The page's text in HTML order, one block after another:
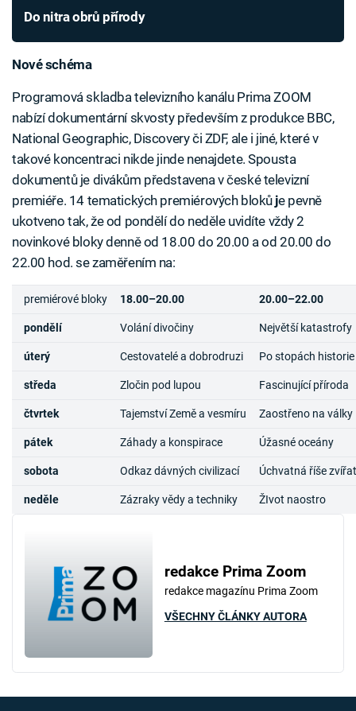
Do nitra obrů přírody
Nové schéma
Programová skladba televizního kanálu Prima ZOOM
nabízí dokumentární skvosty především z produkce BBC,
National Geographic, Discovery či ZDF, ale i jiné, které v
takové koncentraci nikde jinde nenajdete. Spousta
dokumentů je divákům představena v české televizní
premiéře. 14 tematických premiérových bloků je pevně
ukotveno tak, že od pondělí do neděle uvidíte vždy 2
novinkové bloky denně od 18.00 do 20.00 a od 20.00 do
22.00 hod. se zaměřením na:
premiérové bloky 18.00–20.00 20.00–22.00
pondělí Volání divočiny Největší katastrofy
úterý Cestovatelé a dobrodruzi Po stopách historie
středa Zločin pod lupou Fascinující příroda
čtvrtek Tajemství Země a vesmíru Zaostřeno na války
pátek Záhady a konspirace Úžasné oceány
sobota Odkaz dávných civilizací Úchvatná říše zvířat
neděle Zázraky vědy a techniky ŽIvot naostro
redakce Prima Zoom
redakce magazínu Prima Zoom
VŠECHNY ČLÁNKY AUTORA